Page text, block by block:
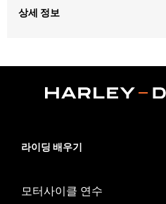
상세 정보
19 Inches
In the Box:Shorty antenna that
d.com/warrantyfor full details
라이딩 배우기
모터사이클 연수